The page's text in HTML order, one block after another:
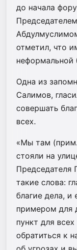
до начала
отметил, что
неформальной
Одна из
Салимов,
совершать
всех.
«Мы там
стояли на
Председателя
такие слова:
благие дела,
примером для
пункт для
обратиться к